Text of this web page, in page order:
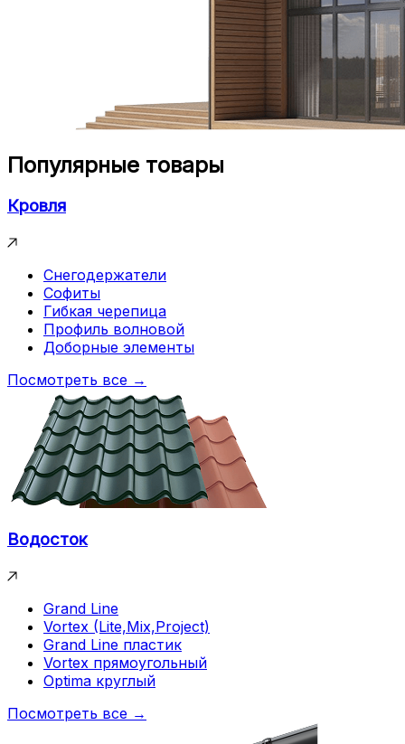
Популярные товары
Кровля
Снегодержатели
Софиты
Гибкая черепица
Профиль волновой
Доборные элементы
Посмотреть все →
Водосток
Grand Line
Vortex (Lite,Mix,Project)
Grand Line пластик
Vortex прямоугольный
Optima круглый
Посмотреть все →